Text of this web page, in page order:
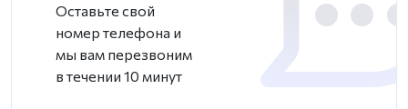
Оставьте свой
номер телефона и
мы вам перезвоним
в течении 10 минут